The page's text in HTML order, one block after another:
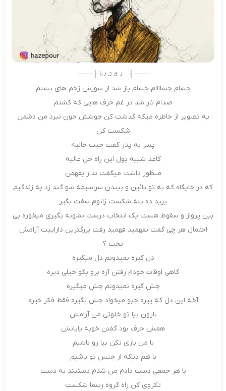
───┤ ♩♬♫♪♭ ├───
چشام چشاااام چشام باز شد از سوزش زخم های پشتم
صدام تار شد در غم حرف هایی که کشتم
یه تصویر از خاطره میگه گذشت کن جوشش خون نبرد من دشمن
شکست کن
پسر به پدر گفت جیب خالیه
کاغذ شبیه پول این راه حل عالیه
منظور داشت میگفت نذار بفهمن
که در جایگاه که به تو پائین و ببندن سراسیمه شو گند زد به زندگیم
پرید ده پله شکست زانوم سفت بگیر
بین پرواز و سقوط هست یک انتخاب درست نشونه بگیری میخوره بی
احتمال هر چی گفت نفهمید فهمید رفت بزرگترین داراییت آرامش
تخت ؟
دل گیره نمیدونم دل میگیره
گاهی اوقات خودم رفتن آره برو بگو خیلی دیره
چش گیره نمیدونم چش میگیره
آخه این دل که پیره چیو میخواد چش بگیره فقط فکر خیره
بارون بیا تو خلوتی من آرامش
همش حرف بود گفتن خوبه پایانش
با من بازی نکن بیا رو باشیم
با هم دیگه از جنس تو باشیم
با هر جمعی دست دادم من شدم دستبند به دست
تکروی کن راه گروه رسما شکست